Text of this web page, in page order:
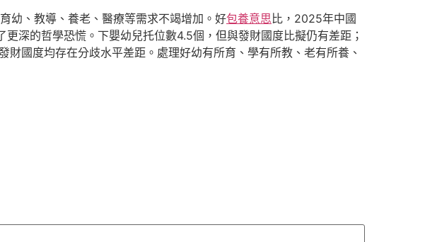
幼、教導、養老、醫療等需求不竭增加。好包養意思比，2025年中國
更深的哲學恐慌。下嬰幼兒托位數4.5個，但與發財國度比擬仍有差距；
財國度均存在分歧水平差距。處理好幼有所育、學有所教、老有所養、